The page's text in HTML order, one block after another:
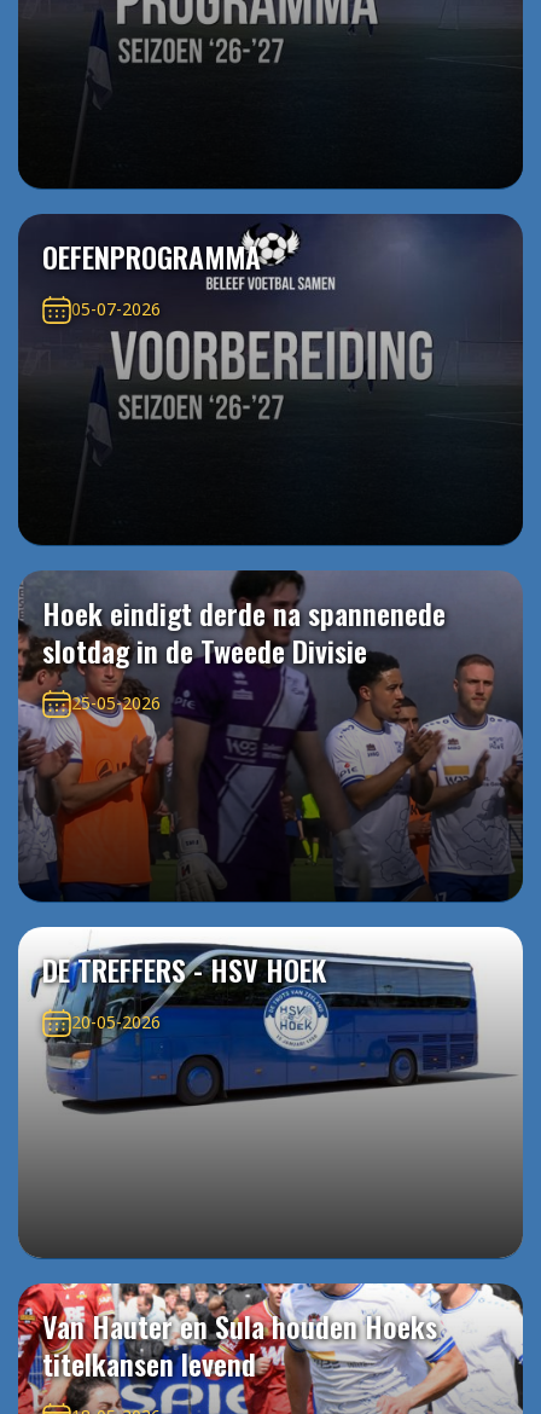
OEFENPROGRAMMA
05-07-2026
Hoek eindigt derde na spannenede
slotdag in de Tweede Divisie
25-05-2026
DE TREFFERS - HSV HOEK
20-05-2026
Van Hauter en Sula houden Hoeks
titelkansen levend